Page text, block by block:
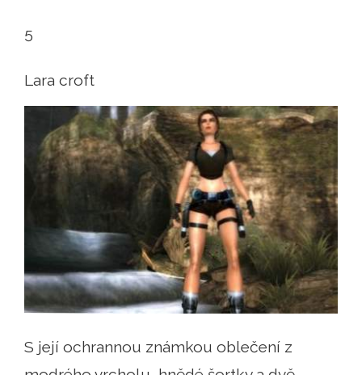
5
Lara croft
S její ochrannou známkou oblečení z